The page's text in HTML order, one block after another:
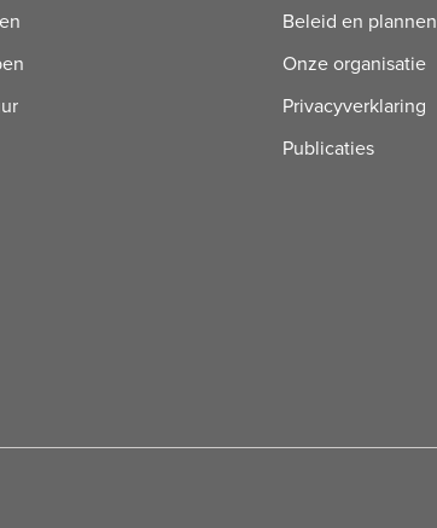
Beleid en plannen
Onze organisatie
Privacyverklaring
Publicaties